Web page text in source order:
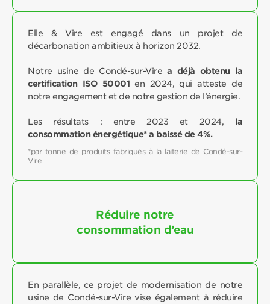
Elle & Vire est engagé dans un projet de
décarbonation ambitieux à horizon 2032.
Notre usine de Condé-sur-Virea déjà obtenu la
certification ISO 50001 en 2024, qui atteste de
notre engagement et de notre gestion de l’énergie.
Les résultats : entre 2023 et 2024, la
consommation énergétique* a baissé de 4%.
*par tonne de produits fabriqués à la laiterie de Condé-sur-
Vire
Réduire notre
consommation d’eau
En parallèle, ce projet de modernisation de notre
usine de Condé-sur-Vire vise également à réduire